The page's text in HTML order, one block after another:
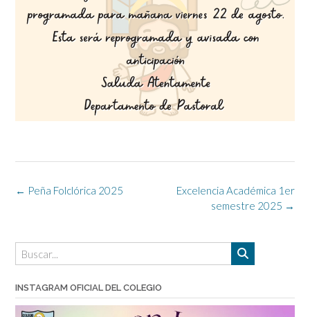
Navegación
Excelencia Académica 1er
semestre 2025 →
← Peña Folclórica 2025
INSTAGRAM OFICIAL DEL COLEGIO